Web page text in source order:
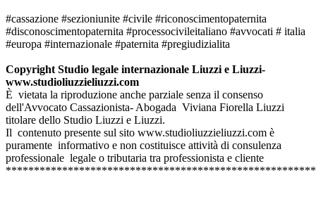
#cassazione #sezioniunite #civile #riconoscimentopaternita
#disconoscimentopaternita #processocivileitaliano #avvocati # italia
#europa #internazionale #paternita #pregiudizialita
Copyright Studio legale internazionale Liuzzi e Liuzzi-
www.studioliuzzieliuzzi.com
È vietata la riproduzione anche parziale senza il consenso
dell'Avvocato Cassazionista- Abogada Viviana Fiorella Liuzzi
titolare dello Studio Liuzzi e Liuzzi.
Il contenuto presente sul sito www.studioliuzzieliuzzi.com è
puramente informativo e non costituisce attività di consulenza
professionale legale o tributaria tra professionista e cliente